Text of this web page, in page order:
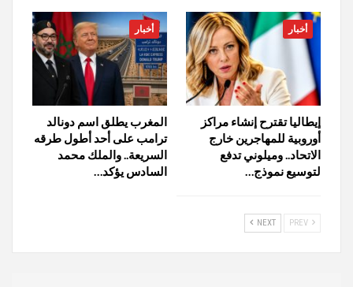
أخبار
إيطاليا تقترح إنشاء مراكز
أوروبية للمهاجرين خارج
الاتحاد.. وميلوني تدفع
لتوسيع نموذج…
أخبار
المغرب يطلق اسم دونالد
ترامب على أحد أطول طرقه
السريعة.. والملك محمد
السادس يؤكد…
NEXT